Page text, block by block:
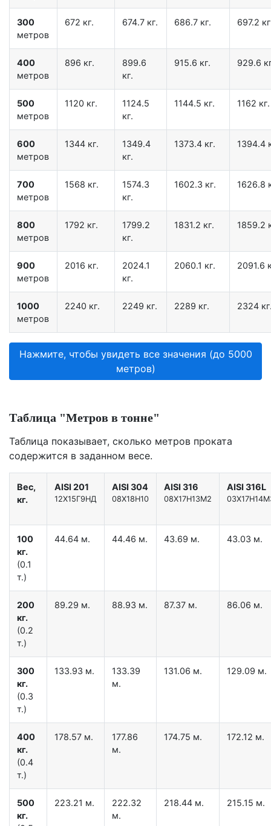
300
метров
672 кг. 674.7 кг. 686.7 кг. 697.2
400
метров
896 кг.
899.6
кг.
915.6 кг. 929.6
500
метров
1120 кг.
1124.5
кг.
1144.5 кг. 1162 кг.
600
метров
1344 кг.
1349.4
кг.
1373.4 кг. 1394.4
700
метров
1568 кг.
1574.3
кг.
1602.3 кг. 1626.8
800
метров
1792 кг.
1799.2
кг.
1831.2 кг. 1859.2
900
метров
2016 кг.
2024.1
кг.
2060.1 кг. 2091.6
1000
метров
2240 кг. 2249 кг. 2289 кг. 2324
Нажмите, чтобы увидеть все значения (до 5000
метров)
Таблица "Метров в тонне"
Таблица показывает, сколько метров проката
содержится в заданном весе.
Вес,
кг.
AISI 201
12X15Г9НД
AISI 304
08Х18Н10
AISI 316
08Х17Н13М2
AISI 316L
100
кг.
(0.1
т.)
44.64 м. 44.46 м. 43.69 м. 43.03 м.
200
кг.
(0.2
т.)
89.29 м. 88.93 м. 87.37 м. 86.06 м.
300
кг.
(0.3
т.)
133.93 м.
133.39
м.
131.06 м. 129.09 м.
400
кг.
(0.4
т.)
178.57 м.
177.86
м.
174.75 м. 172.12 м.
500
кг.
223.21 м.
222.32
м.
218.44 м. 215.15 м.